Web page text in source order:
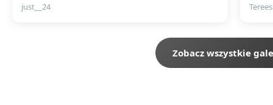
just__24
Zobacz wszystkie